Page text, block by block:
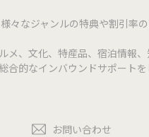
々なジャンルの特典や割引率
メ、文化、特産品、宿泊情報
的なインバウンドサポートを
お問い合わせ